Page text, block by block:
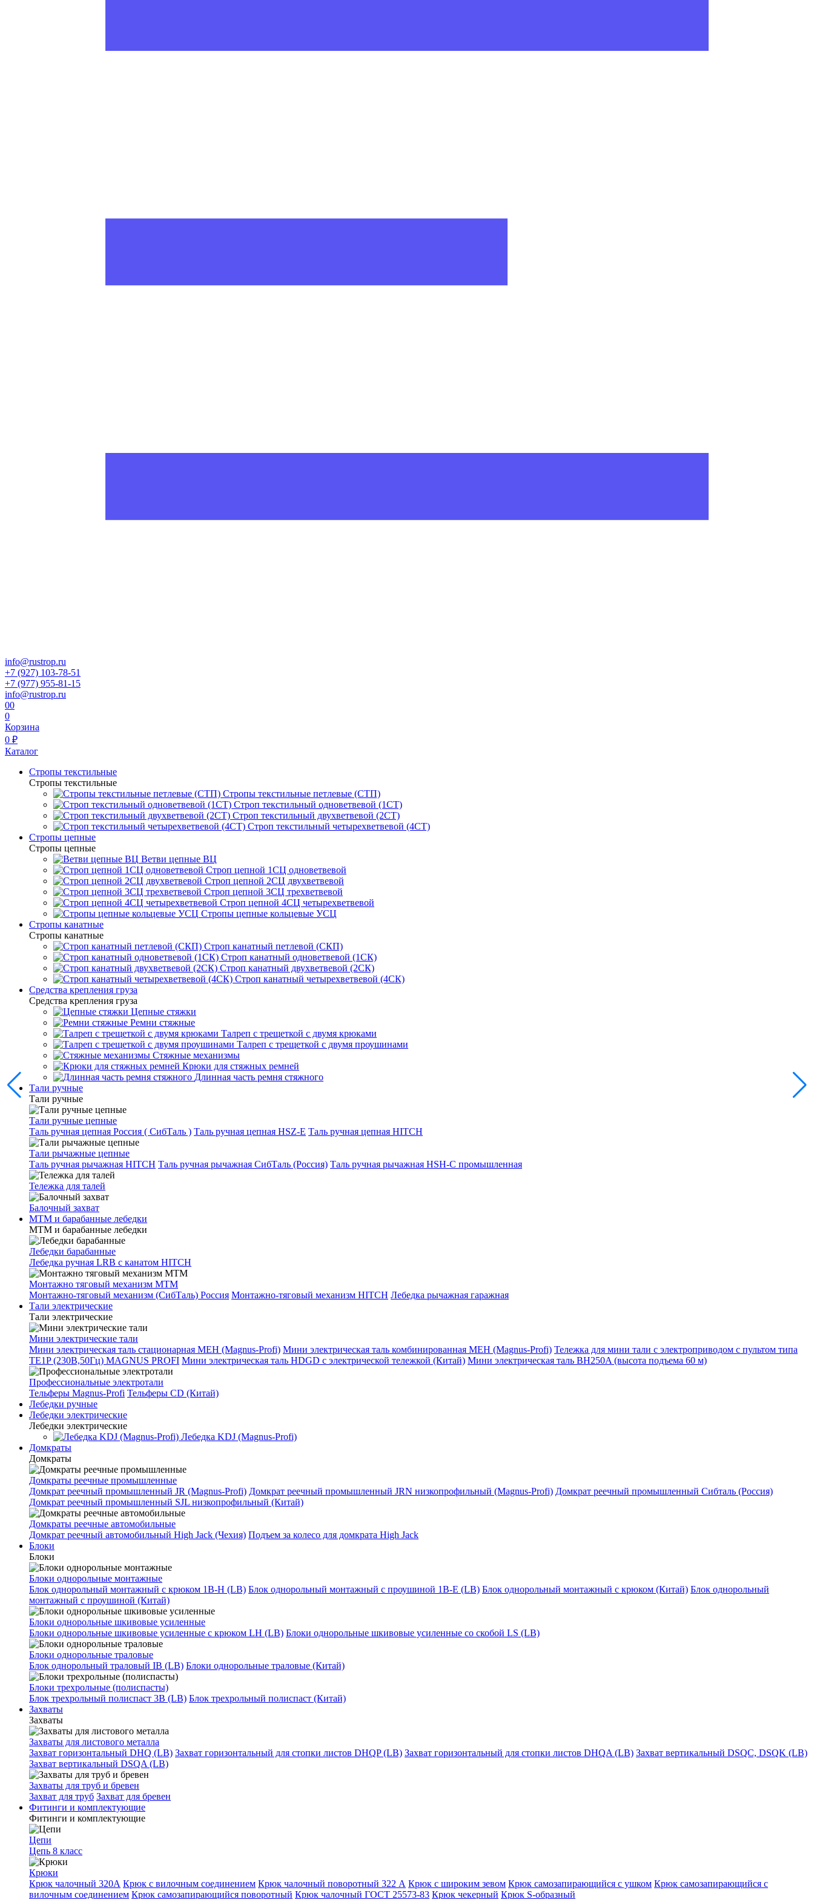
info@rustrop.ru
+7 (927) 103-78-51
+7 (977) 955-81-15
info@rustrop.ru
00
0
Корзина
0 ₽
Каталог
Стропы текстильные
Стропы текстильные
Стропы текстильные петлевые (СТП)
Строп текстильный одноветвевой (1СТ)
Строп текстильный двухветвевой (2СТ)
Строп текстильный четырехветвевой (4СТ)
Стропы цепные
Стропы цепные
Ветви цепные ВЦ
Строп цепной 1СЦ одноветвевой
Строп цепной 2СЦ двухветвевой
Строп цепной 3СЦ трехветвевой
Строп цепной 4СЦ четырехветвевой
Стропы цепные кольцевые УСЦ
Стропы канатные
Стропы канатные
Строп канатный петлевой (СКП)
Строп канатный одноветвевой (1СК)
Строп канатный двухветвевой (2СК)
Строп канатный четырехветвевой (4СК)
Средства крепления груза
Средства крепления груза
Цепные стяжки
Ремни стяжные
Талреп с трещеткой с двумя крюками
Талреп с трещеткой с двумя проушинами
Стяжные механизмы
Крюки для стяжных ремней
Длинная часть ремня стяжного
Тали ручные
Тали ручные
Тали ручные цепные
Таль ручная цепная Россия ( СибТаль ) Таль ручная цепная HSZ-E Таль ручная цепная HITCH
Тали рычажные цепные
Таль ручная рычажная HITCH Таль ручная рычажная СибТаль (Россия) Таль ручная рычажная HSH-C промышленная
Тележка для талей
Балочный захват
МТМ и барабанные лебедки
МТМ и барабанные лебедки
Лебедки барабанные
Лебедка ручная LRB с канатом HITCH
Монтажно тяговый механизм МТМ
Монтажно-тяговый механизм (СибТаль) Россия Монтажно-тяговый механизм HITCH Лебедка рычажная гаражная
Тали электрические
Тали электрические
Мини электрические тали
Мини электрическая таль стационарная МЕН (Magnus-Profi) Мини электрическая таль комбинированная МЕН (Magnus-Profi) Тележка для мини тали с электроприводом с пультом типа
TE1P (230В,50Гц) MAGNUS PROFI Мини электрическая таль HDGD с электрической тележкой (Китай) Мини электрическая таль BH250A (высота подъема 60 м)
Профессиональные электротали
Тельферы Magnus-Profi Тельферы CD (Китай)
Лебедки ручные
Лебедки электрические
Лебедки электрические
Лебедка KDJ (Magnus-Profi)
Домкраты
Домкраты
Домкраты реечные промышленные
Домкрат реечный промышленный JR (Magnus-Profi) Домкрат реечный промышленный JRN низкопрофильный (Magnus-Profi) Домкрат реечный промышленный Сибталь (Россия)
Домкрат реечный промышленный SJL низкопрофильный (Китай)
Домкраты реечные автомобильные
Домкрат реечный автомобильный High Jack (Чехия) Подъем за колесо для домкрата High Jack
Блоки
Блоки
Блоки однорольные монтажные
Блок однорольный монтажный с крюком 1B-H (LB) Блок однорольный монтажный с проушиной 1B-E (LB) Блок однорольный монтажный с крюком (Китай) Блок однорольный
монтажный с проушиной (Китай)
Блоки однорольные шкивовые усиленные
Блоки однорольные шкивовые усиленные с крюком LH (LB) Блоки однорольные шкивовые усиленные со скобой LS (LB)
Блоки однорольные траловые
Блок однорольный траловый IB (LB) Блоки однорольные траловые (Китай)
Блоки трехрольные (полиспасты)
Блок трехрольный полиспаст 3B (LB) Блок трехрольный полиспаст (Китай)
Захваты
Захваты
Захваты для листового металла
Захват горизонтальный DHQ (LB) Захват горизонтальный для стопки листов DHQP (LB) Захват горизонтальный для стопки листов DHQA (LB) Захват вертикальный DSQC, DSQK (LB)
Захват вертикальный DSQA (LB)
Захваты для труб и бревен
Захват для труб Захват для бревен
Фитинги и комплектующие
Фитинги и комплектующие
Цепи
Цепь 8 класс
Крюки
Крюк чалочный 320А Крюк с вилочным соединением Крюк чалочный поворотный 322 А Крюк с широким зевом Крюк самозапирающийся с ушком Крюк самозапирающийся с
вилочным соединением Крюк самозапирающийся поворотный Крюк чалочный ГОСТ 25573-83 Крюк чекерный Крюк S-образный